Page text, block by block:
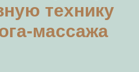
технику
массажа